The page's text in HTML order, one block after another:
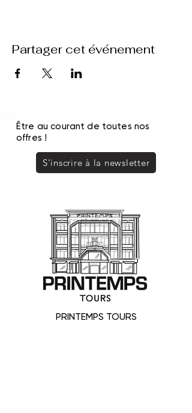
Partager cet événement
Être au courant de toutes nos
offres !
S'inscrire à la newsletter
PRINTEMPS TOURS